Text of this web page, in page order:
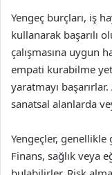
Yengeç burçları, iş
kullanarak başarılı
çalışmasına uygun
empati kurabilme
yaratmayı başarırlar.
sanatsal alanlarda
Yengeçler,
Finans, sağlık veya